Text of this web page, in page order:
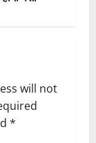
will not
*